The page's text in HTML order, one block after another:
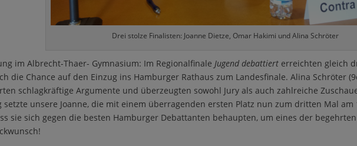
Drei stolze Finalisten: Joanne Dietze, Omar Hakimi und Alina Schröter
im Albrecht-Thaer- Gymnasium: Im Regionalfinale Jugend debattiert erreichten gleich
die Chance auf den Einzug ins Hamburger Rathaus zum Landesfinale. Alina Schröter
schlagkräftige Argumente und überzeugten sowohl Jury als auch zahlreiche
setzte unsere Joanne, die mit einem überragenden ersten Platz nun zum dritten Mal am
sie sich gegen die besten Hamburger Debattanten behaupten, um eines der